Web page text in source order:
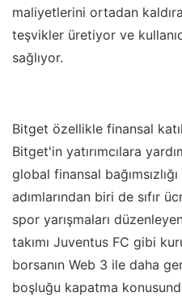
maliyetlerini ortadan
teşvikler üretiyor ve
sağlıyor.
Bitget özellikle finansal
Bitget'in yatırımcılara
global finansal
adımlarından biri de sıfır
spor yarışmaları
takımı Juventus FC gibi
borsanın Web 3 ile daha
boşluğu kapatma